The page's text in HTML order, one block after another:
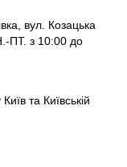
вул. Козацька
ПТ. з 10:00 до
та Київській